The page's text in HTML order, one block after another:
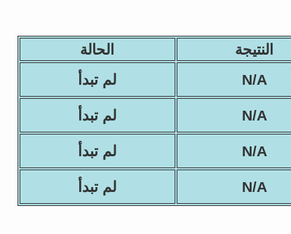
النتيجة الحالة
N/A لم تبدأ
N/A لم تبدأ
N/A لم تبدأ
N/A لم تبدأ